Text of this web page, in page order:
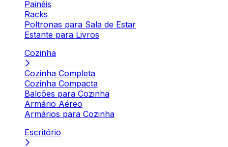
Painéis
Racks
Poltronas para Sala de Estar
Estante para Livros
Cozinha
Cozinha Completa
Cozinha Compacta
Balcões para Cozinha
Armário Aéreo
Armários para Cozinha
Escritório